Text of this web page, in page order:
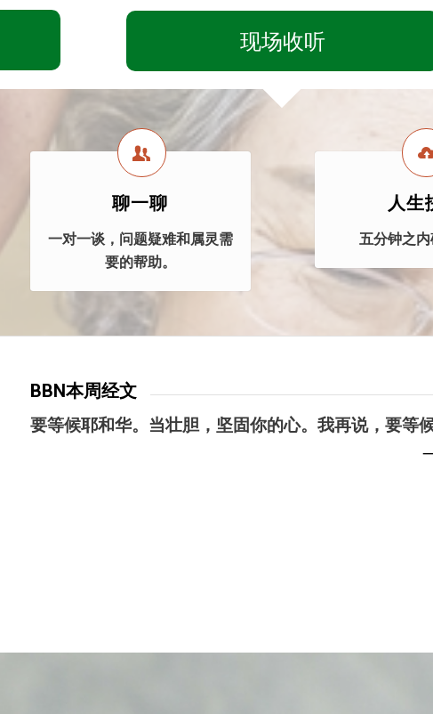
现场收听
聊一聊
一对一谈，问题疑难和属灵需
要的帮助。
人生
五分钟之
BBN本周经文
要等候耶和华。当壮胆，坚固你的心。我再说，要等候